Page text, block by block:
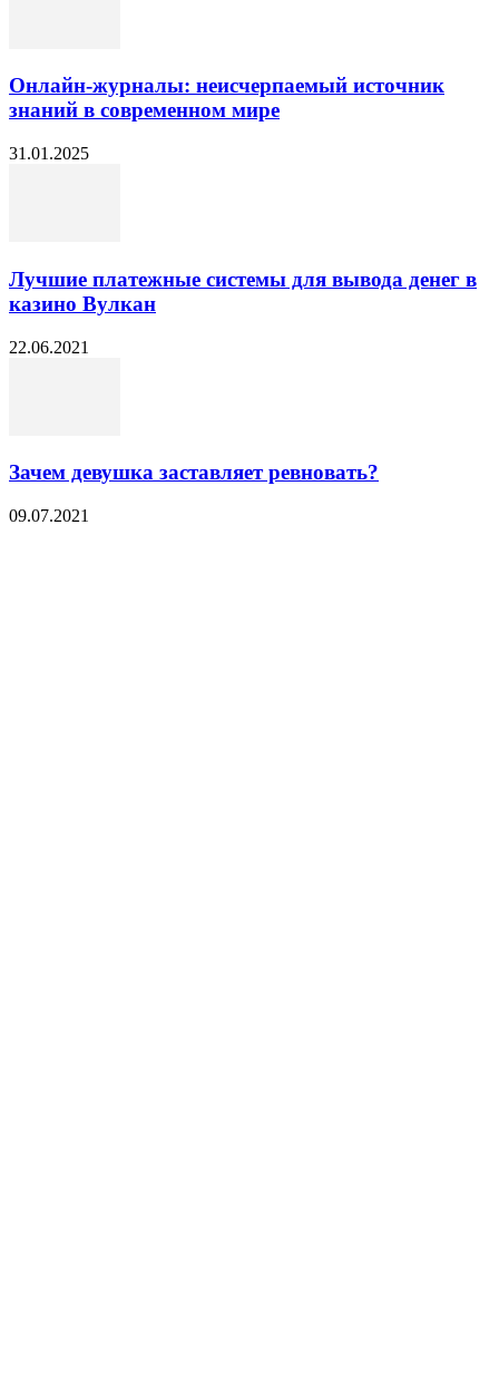
Онлайн-журналы: неисчерпаемый источник
знаний в современном мире
31.01.2025
Лучшие платежные системы для вывода денег в
казино Вулкан
22.06.2021
Зачем девушка заставляет ревновать?
09.07.2021